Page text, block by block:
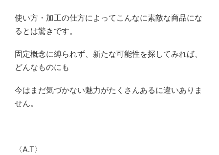
使い方・加工の仕方によってこんなに素敵な商品にな
るとは驚きです。
固定概念に縛られず、新たな可能性を探してみれば、
どんなものにも
今はまだ気づかない魅力がたくさんあるに違いありま
せん。
〈A.T〉